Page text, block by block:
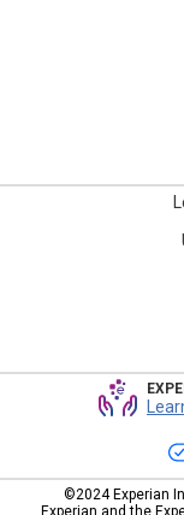
©2024 Experian
Experian and the